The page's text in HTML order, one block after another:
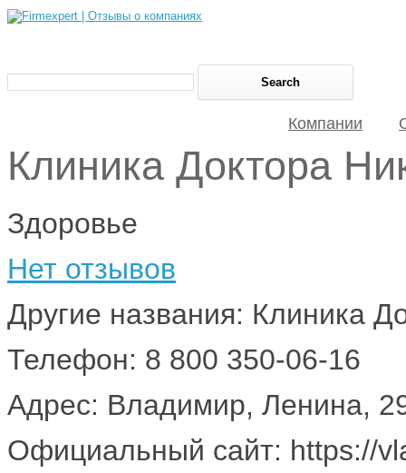
Компании
Клиника Доктора
Здоровье
Нет отзывов
Другие названия: Клиника
Телефон: 8 800 350-06-16
Адрес: Владимир, Ленина,
Официальный сайт: https://